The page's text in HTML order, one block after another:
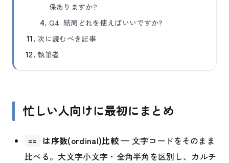
係ありますか?
Q4. 結局どれを使えばいいですか?
次に読むべき記事
執筆者
忙しい人向けに最初にまとめ
== は序数(ordinal)比較 — 文字コードをそのまま
比べる。大文字小文字・全角半角を区別し、カルチ